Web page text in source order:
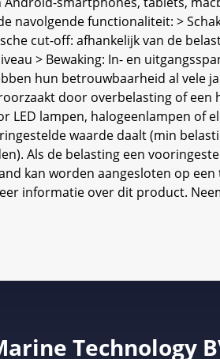
navolgende functionaliteit: >
cut-off: afhankelijk van de
> Bewaking: In- en
hun betrouwbaarheid al vele
door overbelasting of
lampen, halogeenlampen of
waarde daalt (min
Als de belasting een
kan worden aangesloten op
informatie over dit product.
Technology